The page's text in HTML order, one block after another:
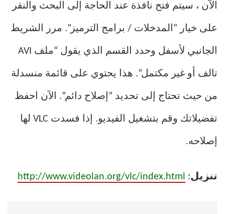
الآن ، سيتم فتح نافذة عند الحاجة إلى البحث والنقر
على خيار “المدخلات / برامج الترميز”. مرر الشريط
الجانبي لأسفل وحدد القسم الذي يقول “ملف AVI
تالف أو غير مكتمل”. هذا يحتوي على قائمة منسدلة
من حيث تحتاج إلى تحديد “إصلاح دائم”. الآن احفظ
تفضيلاتك وقم بتشغيل الفيديو. إذا فسدت VLC لها
إصلاحه.
تنزيل:
http://www.videolan.org/vlc/index.html